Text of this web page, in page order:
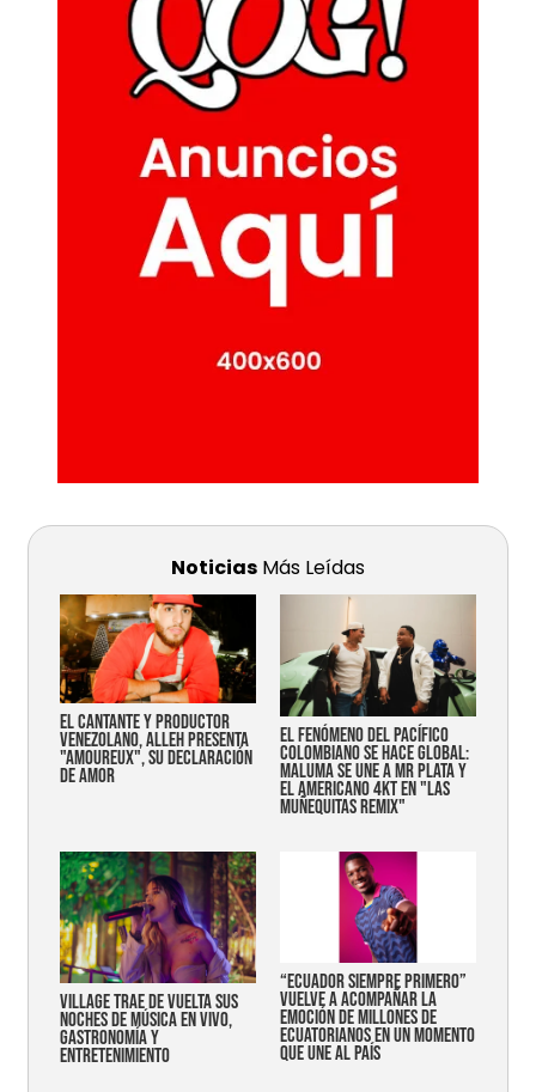
Noticias Más Leídas
EL CANTANTE Y PRODUCTOR
VENEZOLANO, ALLEH PRESENTA
"AMOUREUX", SU DECLARACIÓN
DE AMOR
EL FENÓMENO DEL PACÍFICO
COLOMBIANO SE HACE GLOBAL:
MALUMA SE UNE A MR PLATA Y
EL AMERICANO 4KT EN "LAS
MUÑEQUITAS REMIX"
Village trae de vuelta sus
noches de música en vivo,
gastronomía y
entretenimiento
“Ecuador siempre primero”
vuelve a acompañar la
emoción de millones de
ecuatorianos en un momento
que une al país